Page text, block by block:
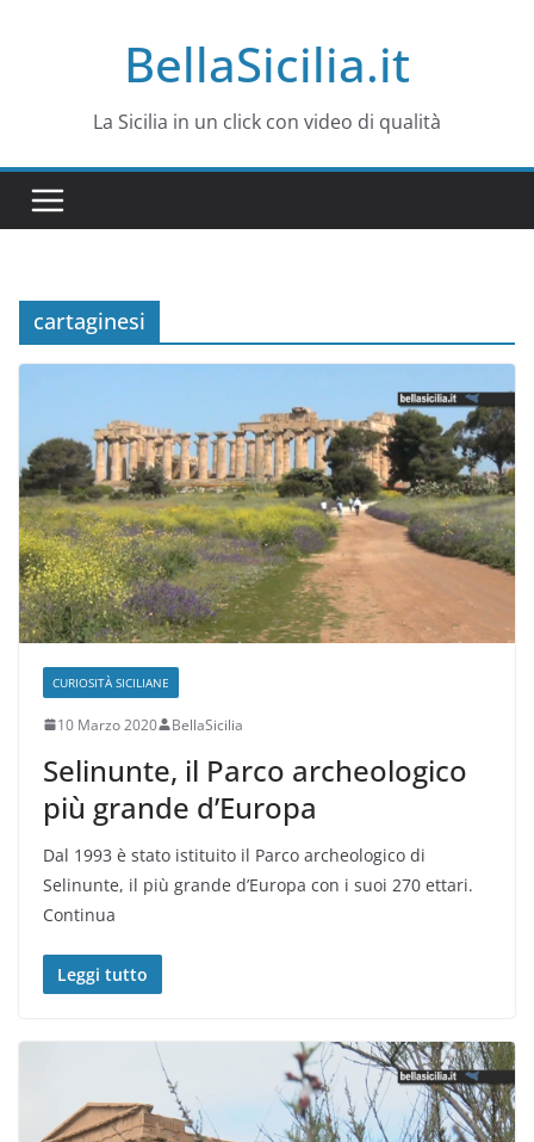
BellaSicilia.it
La Sicilia in un click con video di qualità
cartaginesi
CURIOSITÀ SICILIANE
10 Marzo 2020 BellaSicilia
Selinunte, il Parco archeologico
più grande d’Europa
Dal 1993 è stato istituito il Parco archeologico di
Selinunte, il più grande d’Europa con i suoi 270 ettari.
Continua
Leggi tutto